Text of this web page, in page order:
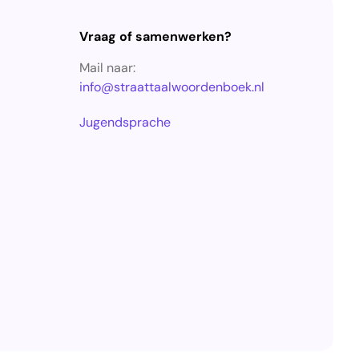
Vraag of samenwerken?
Mail naar:
info@straattaalwoordenboek.nl
Jugendsprache